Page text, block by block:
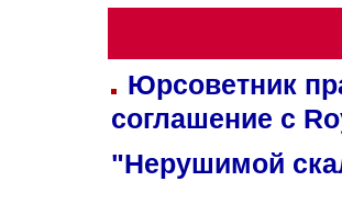
Юрсоветник
соглашение с
"Нерушимой